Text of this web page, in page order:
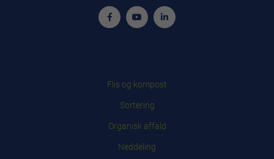
Flis og kompost
Sortering
Organisk affald
Neddeling